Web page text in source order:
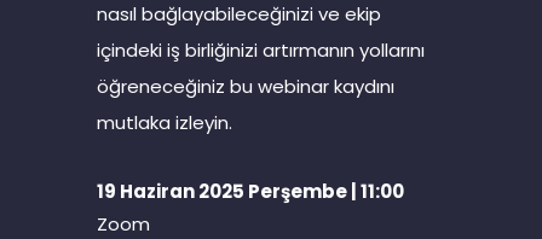
nasıl bağlayabileceğinizi ve ekip
içindeki iş birliğinizi artırmanın yollarını
öğreneceğiniz bu webinar kaydını
mutlaka izleyin.
19 Haziran 2025 Perşembe | 11:00
Zoom